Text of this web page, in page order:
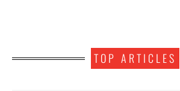
TOP ARTICLES